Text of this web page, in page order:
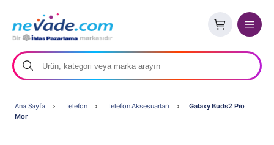
Ana Sayfa Telefon Telefon Aksesuarları
Galaxy Buds2 Pro
Mor